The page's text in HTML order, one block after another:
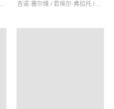
克洛德·布拉瑟 / 布丽吉特·佛西 / 苏菲·玛索 吉诺·塞尔维 / 若埃尔·弗拉托 / 西蒙娜·勒南